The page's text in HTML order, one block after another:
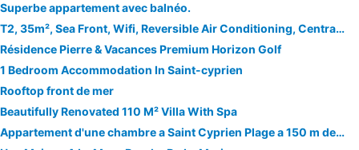
Superbe appartement avec balnéo.
T2, 35m², Sea Front, Wifi, Reversible Air Conditioning, Central Beach
Résidence Pierre & Vacances Premium Horizon Golf
1 Bedroom Accommodation In Saint-cyprien
Rooftop front de mer
Beautifully Renovated 110 M² Villa With Spa
Appartement d'une chambre a Saint Cyprien Plage a 150 m de la plage avec terrasse et wifi